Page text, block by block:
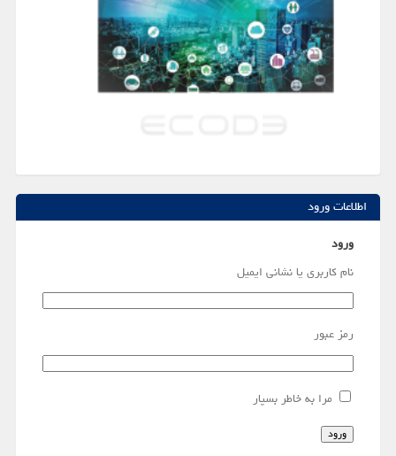
اطلاعات ورود
ورود
نام کاربری یا نشانی ایمیل
رمز عبور
مرا به خاطر بسپار
ورود